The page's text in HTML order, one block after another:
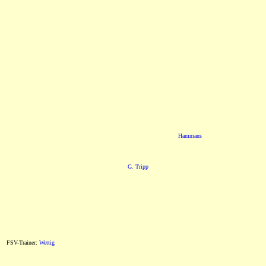
Hammans
G. Tripp
FSV-Trainer: Wettig